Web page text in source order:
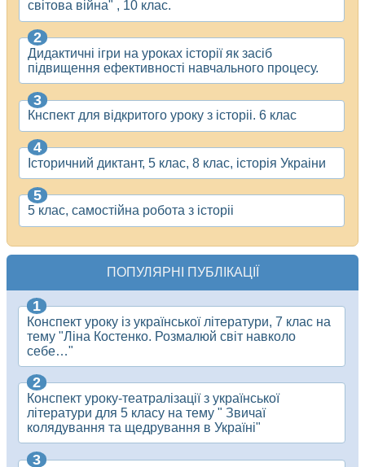
світова війна" , 10 клас.
Дидактичні ігри на уроках історії як засіб
підвищення ефективності навчального процесу.
Кнспект для відкритого уроку з історіі. 6 клас
Історичний диктант, 5 клас, 8 клас, історія Украіни
5 клас, самостійна робота з історіі
ПОПУЛЯРНІ ПУБЛІКАЦІЇ
Конспект уроку із української літератури, 7 клас на
тему "Ліна Костенко. Розмалюй світ навколо
себе…"
Конспект уроку-театралізації з української
літератури для 5 класу на тему " Звичаї
колядування та щедрування в Україні"